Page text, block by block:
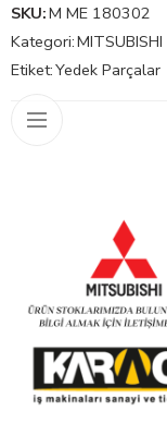
SKU:M ME 180302
Kategori:MITSUBISHI
Etiket:Yedek Parçalar